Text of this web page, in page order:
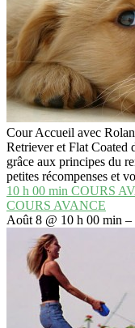
Cour Accueil avec
Retriever et Flat Coated
grâce aux principes du
petites récompenses et
10 h 00 min COURS
COURS AVANCE
Août 8 @ 10 h 00 min –